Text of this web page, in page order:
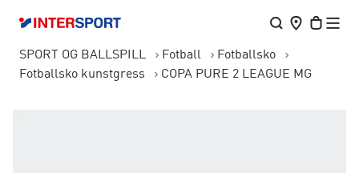
SPORT OG BALLSPILL Fotball
Fotballsko
Fotballsko kunstgress
COPA PURE 2 LEAGUE MG